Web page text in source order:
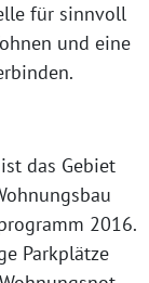
für sinnvoll
und eine
das Gebiet
2016.
Parkplätze